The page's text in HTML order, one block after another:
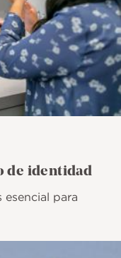
de identidad
para